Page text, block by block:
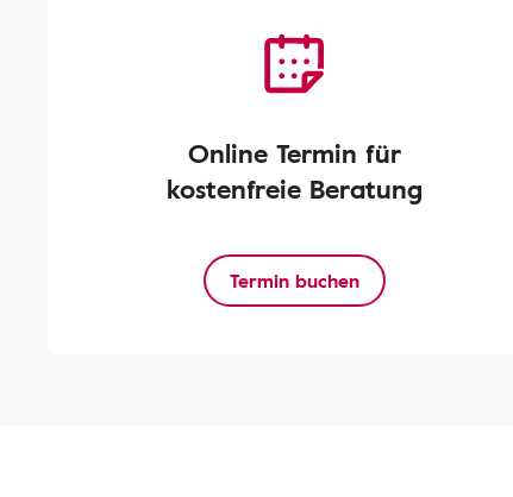
Online Termin für
kostenfreie Beratung
Termin buchen